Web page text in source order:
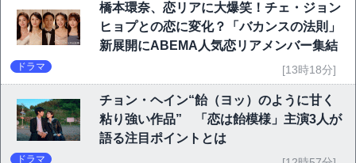
橋本環奈、恋リアに大爆笑！チェ・ジョン
ヒョプとの恋に変化？「バカンスの法則」
新展開にABEMA人気恋リアメンバー集結
ドラマ [13時18分]
チョン・ヘイン“飴（ヨッ）のように甘く
粘り強い作品” 「恋は飴模様」主演3人が
語る注目ポイントとは
ドラマ